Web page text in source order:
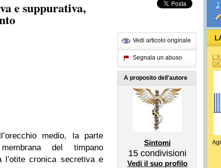
e suppurativa,
medio, la parte
del timpano
l’otite cronica secretiva e
Vedi articolo originale
Segnala un abuso
A proposito dell'autore
Sintomi
15 condivisioni
Vedi il suo profilo